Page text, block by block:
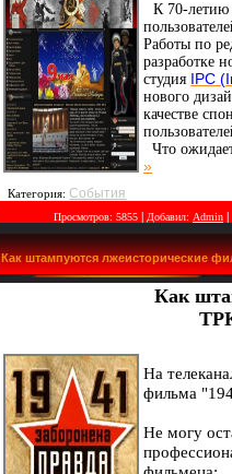
Категория: События
К 70-летию
Работы по
разработке
студия
IPC
нового
качестве
Что
»
Просмотров: 5855 | Добавил: Admin |
Как штампуются лжеисторические
Как
На
фильма
Не могу